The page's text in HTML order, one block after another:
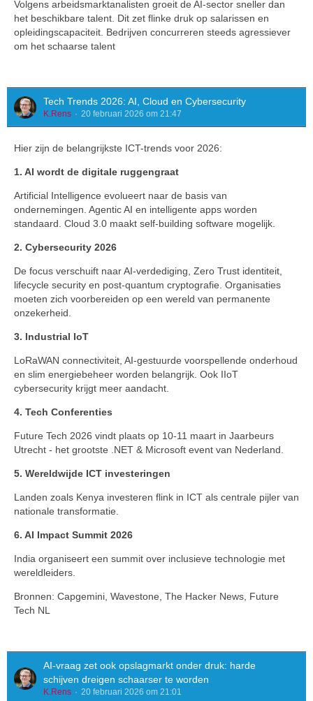
Volgens arbeidsmarktanalisten groeit de AI-sector sneller dan
het beschikbare talent. Dit zet flinke druk op salarissen en
opleidingscapaciteit. Bedrijven concurreren steeds agressiever
om het schaarse talent
Tech Trends 2026: AI, Cloud en Cybersecurity
K.Rens 20 februari 2026 om 21:47
Hier zijn de belangrijkste ICT-trends voor 2026:
1. AI wordt de digitale ruggengraat
Artificial Intelligence evolueert naar de basis van
ondernemingen. Agentic AI en intelligente apps worden
standaard. Cloud 3.0 maakt self-building software mogelijk.
2. Cybersecurity 2026
De focus verschuift naar AI-verdediging, Zero Trust identiteit,
lifecycle security en post-quantum cryptografie. Organisaties
moeten zich voorbereiden op een wereld van permanente
onzekerheid.
3. Industrial IoT
LoRaWAN connectiviteit, AI-gestuurde voorspellende onderhoud
en slim energiebeheer worden belangrijk. Ook IIoT
cybersecurity krijgt meer aandacht.
4. Tech Conferenties
Future Tech 2026 vindt plaats op 10-11 maart in Jaarbeurs
Utrecht - het grootste .NET & Microsoft event van Nederland.
5. Wereldwijde ICT investeringen
Landen zoals Kenya investeren flink in ICT als centrale pijler van
nationale transformatie.
6. AI Impact Summit 2026
India organiseert een summit over inclusieve technologie met
wereldleiders.
Bronnen: Capgemini, Wavestone, The Hacker News, Future
Tech NL
AI-vraag zet ook opslagmarkt onder druk: harde
schijven dreigen schaarser te worden
K.Rens 20 februari 2026 om 21:01